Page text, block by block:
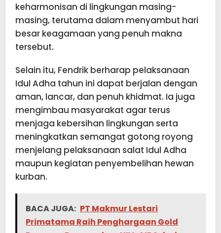
keharmonisan di lingkungan masing-
masing, terutama dalam menyambut hari
besar keagamaan yang penuh makna
tersebut.
Selain itu, Fendrik berharap pelaksanaan
Idul Adha tahun ini dapat berjalan dengan
aman, lancar, dan penuh khidmat. Ia juga
mengimbau masyarakat agar terus
menjaga kebersihan lingkungan serta
meningkatkan semangat gotong royong
menjelang pelaksanaan salat Idul Adha
maupun kegiatan penyembelihan hewan
kurban.
BACA JUGA: PT Makmur Lestari
Primatama Raih Penghargaan Gold